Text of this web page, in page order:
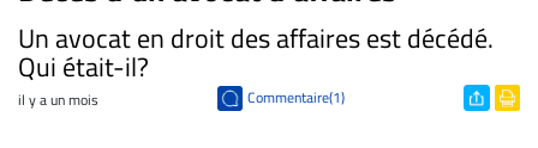
Un avocat en droit des affaires est décédé.
Qui était-il?
il y a un mois Commentaire(1)